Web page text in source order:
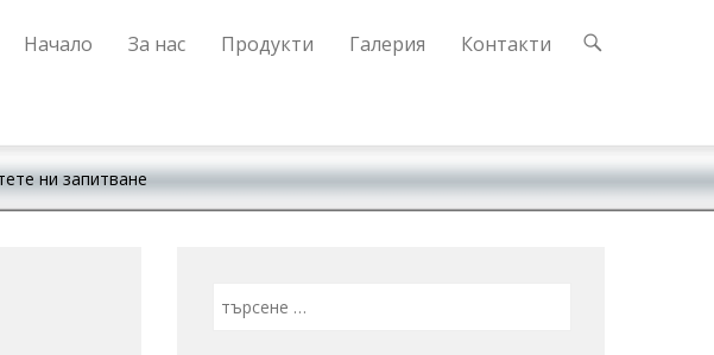
Primary Menu
Skip to content
Начало За нас Продукти Галерия Контакти
ни запитване